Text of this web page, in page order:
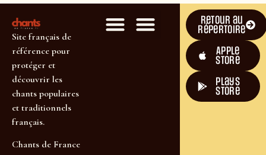
Site français de
référence pour
protéger et
découvrir les
chants populaires
et traditionnels
français.
Chants de France
Retour au
répertoire
Apple
Store
plays
store